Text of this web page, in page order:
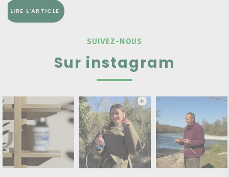
LIRE L'ARTICLE
SUIVEZ-NOUS
Sur instagram